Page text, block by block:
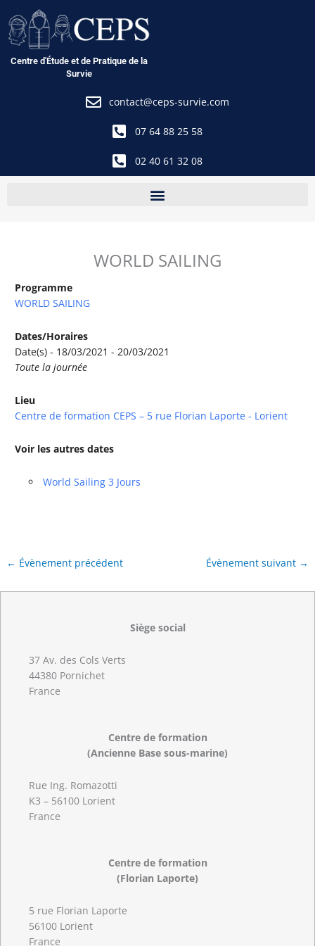
au
contenu
Centre d'Étude et de Pratique de la
Survie
contact@ceps-survie.com
07 64 88 25 58
02 40 61 32 08
WORLD SAILING
Programme
WORLD SAILING
Dates/Horaires
Date(s) - 18/03/2021 - 20/03/2021
Toute la journée
Lieu
Centre de formation CEPS – 5 rue Florian Laporte - Lorient
Voir les autres dates
World Sailing 3 Jours
← Évènement précédent Évènement suivant →
Siège social
37 Av. des Cols Verts
44380 Pornichet
France
Centre de formation
(Ancienne Base sous-marine)
Rue Ing. Romazotti
K3 – 56100 Lorient
France
Centre de formation
(Florian Laporte)
5 rue Florian Laporte
56100 Lorient
France